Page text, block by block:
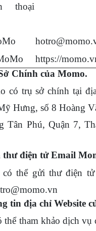
thoại
https://
Chính của Momo.
trụ sở chính tại địa
Hưng, số 8 Hoàng
Tân Phú, Quận 7,
thư điện tử Email
thể gửi thư điện tử
tin địa chỉ Website
tham khảo dịch vụ